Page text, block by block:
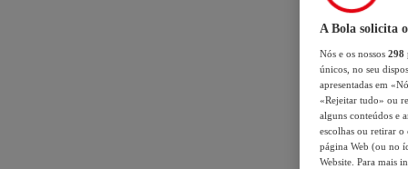
A Bola solicita
Nós e os nossos 298
únicos, no seu
apresentadas em
«Rejeitar tudo» ou
alguns conteúdos e
escolhas ou retirar
página Web (ou no
Website. Para mais